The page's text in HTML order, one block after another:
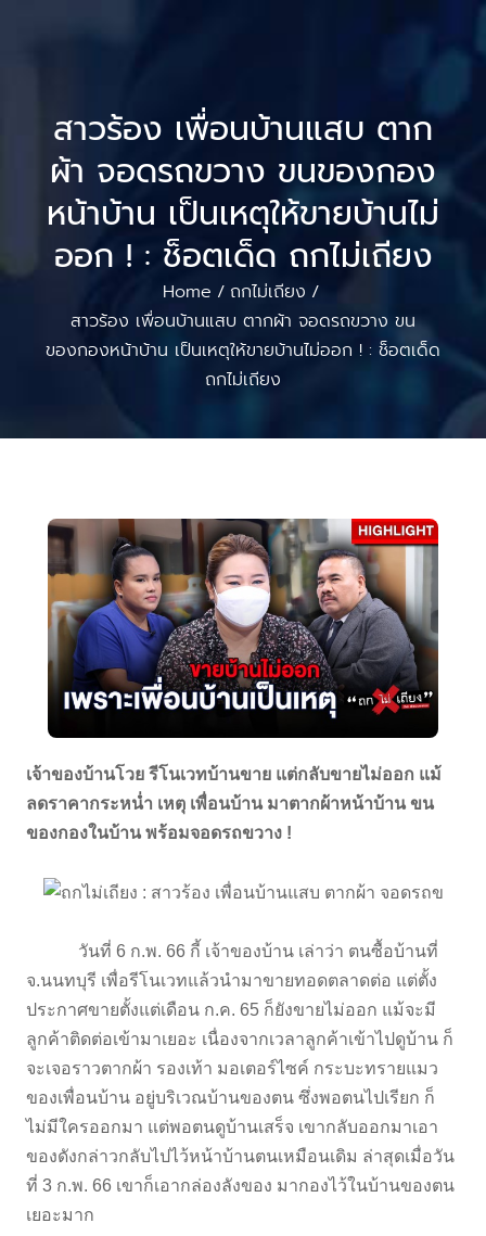
สาวร้อง เพื่อนบ้านแสบ ตาก
ผ้า จอดรถขวาง ขนของกอง
หน้าบ้าน เป็นเหตุให้ขายบ้านไม่
ออก ! : ช็อตเด็ด ถกไม่เถียง
Home / ถกไม่เถียง /
สาวร้อง เพื่อนบ้านแสบ ตากผ้า จอดรถขวาง ขน
ของกองหน้าบ้าน เป็นเหตุให้ขายบ้านไม่ออก ! : ช็อตเด็ด
ถกไม่เถียง
เจ้าของบ้านโวย รีโนเวทบ้านขาย แต่กลับขายไม่ออก แม้
ลดราคากระหน่ำ เหตุ เพื่อนบ้าน มาตากผ้าหน้าบ้าน ขน
ของกองในบ้าน พร้อมจอดรถขวาง !
วันที่ 6 ก.พ. 66 กี้ เจ้าของบ้าน เล่าว่า ตนซื้อบ้านที่
จ.นนทบุรี เพื่อรีโนเวทแล้วนำมาขายทอดตลาดต่อ แต่ตั้ง
ประกาศขายตั้งแต่เดือน ก.ค. 65 ก็ยังขายไม่ออก แม้จะมี
ลูกค้าติดต่อเข้ามาเยอะ เนื่องจากเวลาลูกค้าเข้าไปดูบ้าน ก็
จะเจอราวตากผ้า รองเท้า มอเตอร์ไซค์ กระบะทรายแมว
ของเพื่อนบ้าน อยู่บริเวณบ้านของตน ซึ่งพอตนไปเรียก ก็
ไม่มีใครออกมา แต่พอตนดูบ้านเสร็จ เขากลับออกมาเอา
ของดังกล่าวกลับไปไว้หน้าบ้านตนเหมือนเดิม ล่าสุดเมื่อวัน
ที่ 3 ก.พ. 66 เขาก็เอากล่องลังของ มากองไว้ในบ้านของตน
เยอะมาก